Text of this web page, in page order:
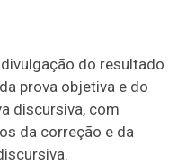
do resultado
prova objetiva e do
discursiva, com
da correção e da